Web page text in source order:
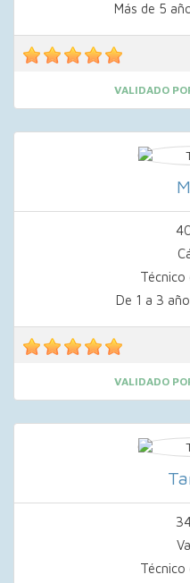
Más de 5
VALIDADO
Técnico
De 1 a 3
VALIDADO
Técnico